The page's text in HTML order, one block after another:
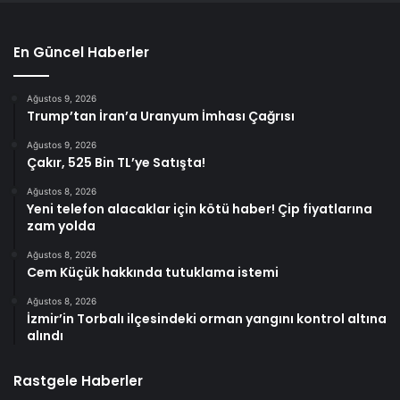
En Güncel Haberler
Ağustos 9, 2026
Trump’tan İran’a Uranyum İmhası Çağrısı
Ağustos 9, 2026
Çakır, 525 Bin TL’ye Satışta!
Ağustos 8, 2026
Yeni telefon alacaklar için kötü haber! Çip fiyatlarına
zam yolda
Ağustos 8, 2026
Cem Küçük hakkında tutuklama istemi
Ağustos 8, 2026
İzmir’in Torbalı ilçesindeki orman yangını kontrol altına
alındı
Rastgele Haberler